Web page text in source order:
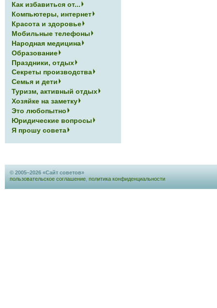
Как избавиться от...
Компьютеры, интернет
Красота и здоровье
Мобильные телефоны
Народная медицина
Образование
Праздники, отдых
Секреты производства
Семья и дети
Туризм, активный отдых
Хозяйке на заметку
Это любопытно
Юридические вопросы
Я прошу совета
© 2005–2026 «Сайт советов»
пользовательское соглашение политика конфиденциальности